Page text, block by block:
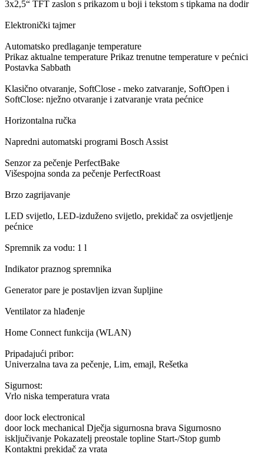
3x2,5“ TFT zaslon s prikazom u boji i tekstom s tipkama na dodir
Elektronički tajmer
Automatsko predlaganje temperature
Prikaz aktualne temperature Prikaz trenutne temperature v pećnici
Postavka Sabbath
Klasično otvaranje, SoftClose - meko zatvaranje, SoftOpen i
SoftClose: nježno otvaranje i zatvaranje vrata pećnice
Horizontalna ručka
Napredni automatski programi Bosch Assist
Senzor za pečenje PerfectBake
Višespojna sonda za pečenje PerfectRoast
Brzo zagrijavanje
LED svijetlo, LED-izduženo svijetlo, prekidač za osvjetljenje
pećnice
Spremnik za vodu: 1 l
Indikator praznog spremnika
Generator pare je postavljen izvan šupljine
Ventilator za hlađenje
Home Connect funkcija (WLAN)
Pripadajući pribor:
Univerzalna tava za pečenje, Lim, emajl, Rešetka
Sigurnost:
Vrlo niska temperatura vrata
door lock electronical
door lock mechanical Dječja sigurnosna brava Sigurnosno
isključivanje Pokazatelj preostale topline Start-/Stop gumb
Kontaktni prekidač za vrata